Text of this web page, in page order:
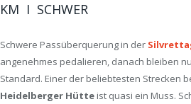
KM I SCHWER
Schwere Passüberquerung in der
angenehmes pedalieren, danach bleiben
Standard. Einer der beliebtesten Strecken
Heidelberger Hütte ist quasi ein Muss.